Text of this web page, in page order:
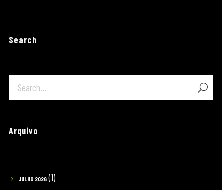
Search
Arquivo
JULHO 2026(1)